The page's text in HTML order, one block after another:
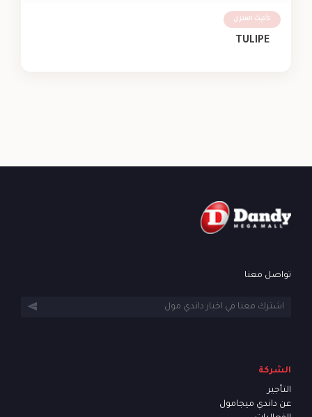
تأثيث المنزل
TULIPE
تواصل معنا
الشركة
التأجير
عن داندي ميجامول